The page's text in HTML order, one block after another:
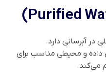
در آبرسانی دارد.
و محیطی مناسب برای
می‌کند.